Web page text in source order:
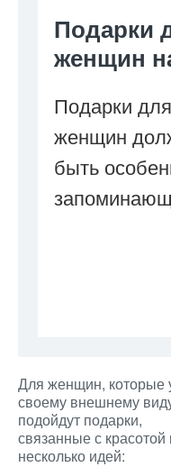
Подарки
женщин
Подарки для
женщин
быть
Для женщин, которые
своему внешнему
подойдут подарки,
связанные с
несколько идей: